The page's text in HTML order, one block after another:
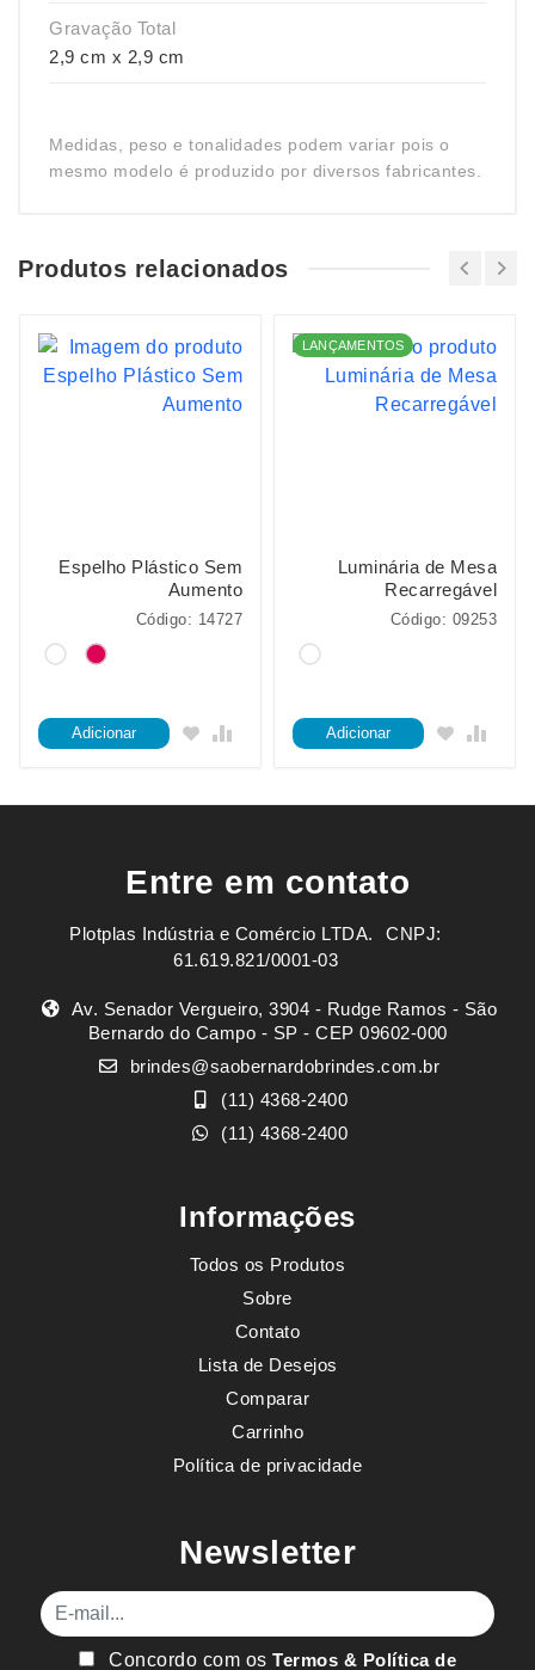
Gravação Total
2,9 cm x 2,9 cm
Medidas, peso e tonalidades podem variar pois o
mesmo modelo é produzido por diversos fabricantes.
Produtos relacionados
Espelho Plástico Sem
Aumento
Código: 14727
Adicionar
LANÇAMENTOS
Luminária de Mesa
Recarregável
Código: 09253
Adicionar
Entre em contato
Plotplas Indústria e Comércio LTDA. ㅤㅤㅤ CNPJ:
61.619.821/0001-03
Av. Senador Vergueiro, 3904 - Rudge Ramos - São
Bernardo do Campo - SP - CEP 09602-000
brindes@saobernardobrindes.com.br
(11) 4368-2400
(11) 4368-2400
Informações
Todos os Produtos
Sobre
Contato
Lista de Desejos
Comparar
Carrinho
Política de privacidade
Newsletter
E-mail
Concordo com osTermos & Política de